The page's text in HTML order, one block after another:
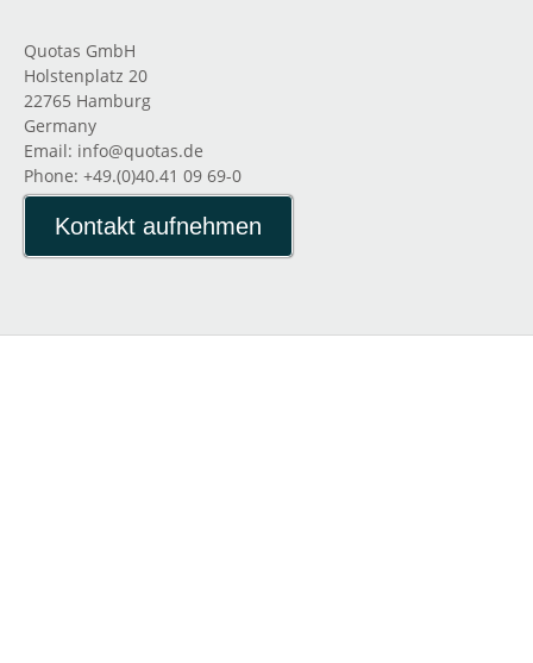
Quotas GmbH
Holstenplatz 20
22765 Hamburg
Germany
Email: info@quotas.de
Phone: +49.(0)40.41 09 69-0
Kontakt aufnehmen